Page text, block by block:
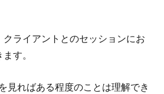
クライアントとのセッションにお
す。
見ればある程度のことは理解でき